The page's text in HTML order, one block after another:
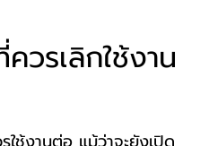
วรเลิกใช้งาน